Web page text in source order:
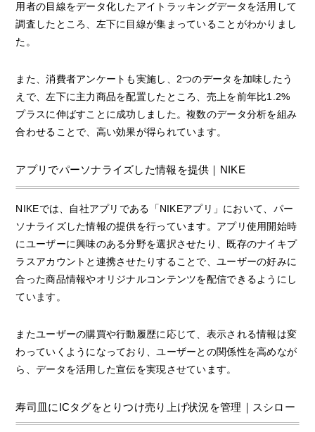
用者の目線をデータ化したアイトラッキングデータを活用して
調査したところ、左下に目線が集まっていることがわかりまし
た。
また、消費者アンケートも実施し、2つのデータを加味したう
えで、左下に主力商品を配置したところ、売上を前年比1.2%
プラスに伸ばすことに成功しました。複数のデータ分析を組み
合わせることで、高い効果が得られています。
アプリでパーソナライズした情報を提供｜NIKE
NIKEでは、自社アプリである「NIKEアプリ」において、パー
ソナライズした情報の提供を行っています。アプリ使用開始時
にユーザーに興味のある分野を選択させたり、既存のナイキプ
ラスアカウントと連携させたりすることで、ユーザーの好みに
合った商品情報やオリジナルコンテンツを配信できるようにし
ています。
またユーザーの購買や行動履歴に応じて、表示される情報は変
わっていくようになっており、ユーザーとの関係性を高めなが
ら、データを活用した宣伝を実現させています。
寿司皿にICタグをとりつけ売り上げ状況を管理｜スシロー